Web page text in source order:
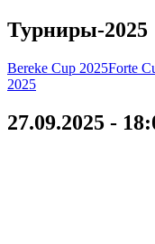
Турниры-2025
Bereke Cup 2025Forte
2025
27.09.2025 -